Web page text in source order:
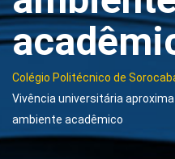
Colégio Politécnico de
Vivência universitária
ambiente acadêmico